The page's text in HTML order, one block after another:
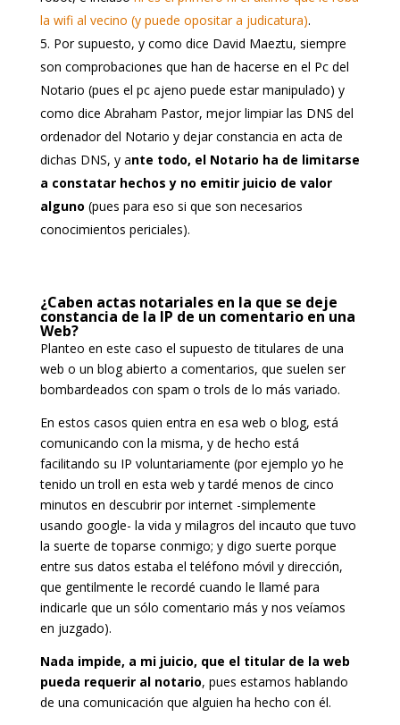
la wifi al vecino (y puede opositar a judicatura).
Por supuesto, y como dice David Maeztu, siempre
son comprobaciones que han de hacerse en el Pc del
Notario (pues el pc ajeno puede estar manipulado) y
como dice Abraham Pastor, mejor limpiar las DNS del
ordenador del Notario y dejar constancia en acta de
dichas DNS, y ante todo, el Notario ha de limitarse
a constatar hechos y no emitir juicio de valor
alguno (pues para eso si que son necesarios
conocimientos periciales).
¿Caben actas notariales en la que se deje
constancia de la IP de un comentario en una
Web?
Planteo en este caso el supuesto de titulares de una
web o un blog abierto a comentarios, que suelen ser
bombardeados con spam o trols de lo más variado.
En estos casos quien entra en esa web o blog, está
comunicando con la misma, y de hecho está
facilitando su IP voluntariamente (por ejemplo yo he
tenido un troll en esta web y tardé menos de cinco
minutos en descubrir por internet -simplemente
usando google- la vida y milagros del incauto que tuvo
la suerte de toparse conmigo; y digo suerte porque
entre sus datos estaba el teléfono móvil y dirección,
que gentilmente le recordé cuando le llamé para
indicarle que un sólo comentario más y nos veíamos
en juzgado).
Nada impide, a mi juicio, que el titular de la web
pueda requerir al notario, pues estamos hablando
de una comunicación que alguien ha hecho con él.